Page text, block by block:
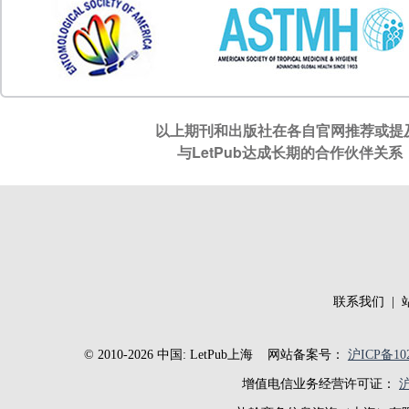
以上期刊和出版社在各自官网推荐或
与LetPub达成长期的合作伙伴关
联系我们
© 2010-2026 中国: LetPub上海网站备案号： 沪ICP备
增值电信业务经营许可证：